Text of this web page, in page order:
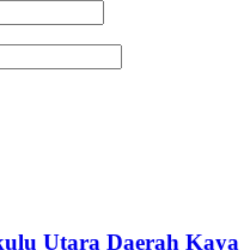
Utara Daerah Kaya